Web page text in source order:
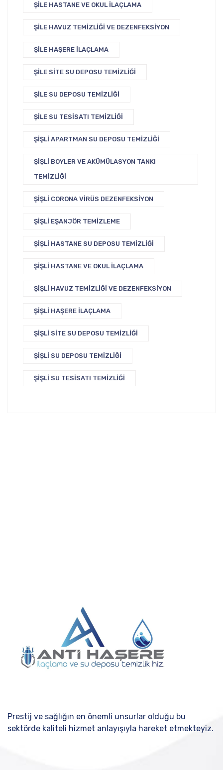
ŞILE HASTANE VE OKUL İLAÇLAMA
ŞILE HAVUZ TEMIZLIĞI VE DEZENFEKSIYON
ŞILE HAŞERE İLAÇLAMA
ŞILE SITE SU DEPOSU TEMIZLIĞI
ŞILE SU DEPOSU TEMIZLIĞI
ŞILE SU TESISATI TEMIZLIĞI
ŞIŞLI APARTMAN SU DEPOSU TEMIZLIĞI
ŞIŞLI BOYLER VE AKÜMÜLASYON TANKI
TEMIZLIĞI
ŞIŞLI CORONA VIRÜS DEZENFEKSIYON
ŞIŞLI EŞANJÖR TEMIZLEME
ŞIŞLI HASTANE SU DEPOSU TEMIZLIĞI
ŞIŞLI HASTANE VE OKUL İLAÇLAMA
ŞIŞLI HAVUZ TEMIZLIĞI VE DEZENFEKSIYON
ŞIŞLI HAŞERE İLAÇLAMA
ŞIŞLI SITE SU DEPOSU TEMIZLIĞI
ŞIŞLI SU DEPOSU TEMIZLIĞI
ŞIŞLI SU TESISATI TEMIZLIĞI
Prestij ve sağlığın en önemli unsurlar olduğu bu
sektörde kaliteli hizmet anlayışıyla hareket etmekteyiz.